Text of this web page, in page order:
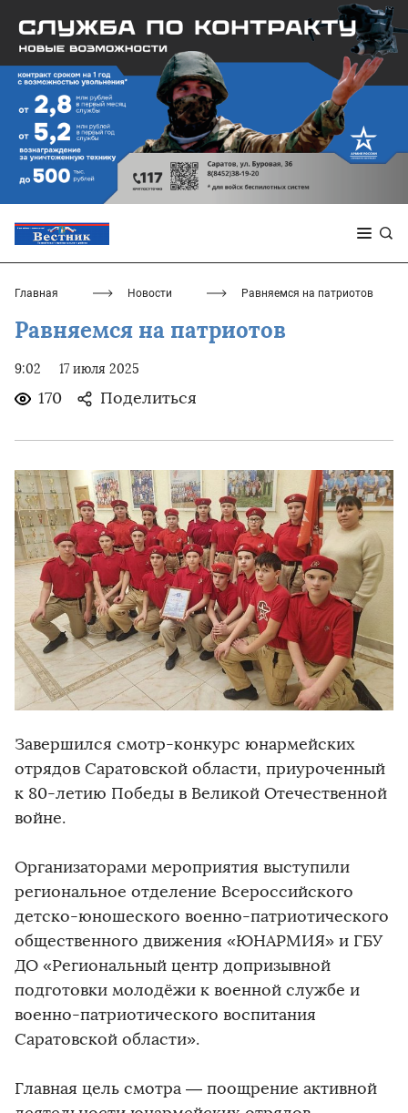
Главная Новости Равняемся на патриотов
Равняемся на патриотов
9:02 17 июля 2025
170 Поделиться
Завершился смотр-конкурс юнармейских
отрядов Саратовской области, приуроченный
к 80-летию Победы в Великой Отечественной
войне.
Организаторами мероприятия выступили
региональное отделение Всероссийского
детско-юношеского военно-патриотического
общественного движения «ЮНАРМИЯ» и ГБУ
ДО «Региональный центр допризывной
подготовки молодёжи к военной службе и
военно-патриотического воспитания
Саратовской области».
Главная цель смотра — поощрение активной